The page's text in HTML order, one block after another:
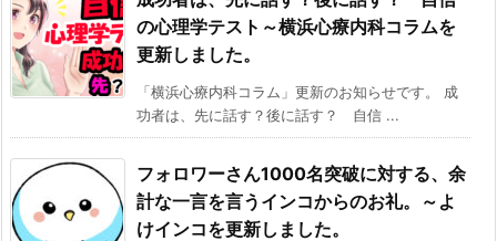
の心理学テスト～横浜心療内科コラムを
更新しました。
「横浜心療内科コラム」更新のお知らせです。 成
功者は、先に話す？後に話す？ 自信 ...
フォロワーさん1000名突破に対する、余
計な一言を言うインコからのお礼。～よ
けインコを更新しました。